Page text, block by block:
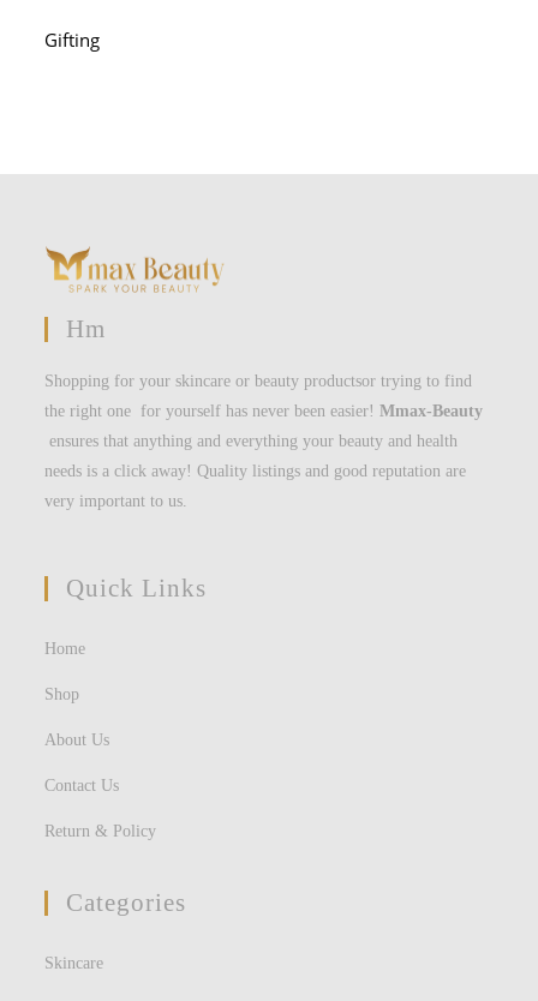
Gifting
Hm
Shopping for your skincare or beauty productsor trying to find
the right one for yourself has never been easier!Mmax-Beauty
ensures that anything and everything your beauty and health
needs is a click away! Quality listings and good reputation are
very important to us.
Quick Links
Home
Shop
About Us
Contact Us
Return & Policy
Categories
Skincare